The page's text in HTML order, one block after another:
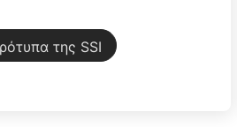
της SSI